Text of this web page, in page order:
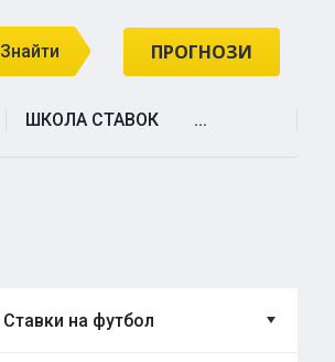
Знайти ПРОГНОЗИ
ШКОЛА СТАВОК ...
Ставки на футбол